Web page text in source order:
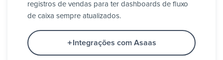
registros de vendas para ter dashboards de fluxo
de caixa sempre atualizados.
Integrações com Asaas